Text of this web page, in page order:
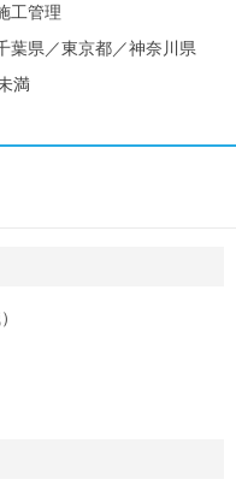
工管理
葉県／東京都／神奈川県
満